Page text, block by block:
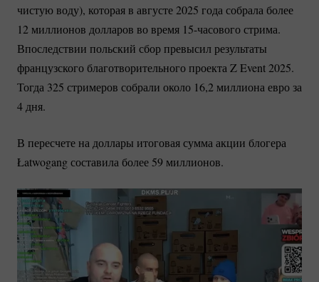
чистую воду), которая в августе 2025 года собрала более
12 миллионов долларов во время 15-часовогострима.
Впоследствии польский сбор превысил результаты
французского благотворительного проекта Z Event 2025.
Тогда 325 стримеров собрали около 16,2 миллиона евро за
4 дня.
В пересчете на доллары итоговая сумма акции блогера
Łatwogang составила более 59 миллионов.